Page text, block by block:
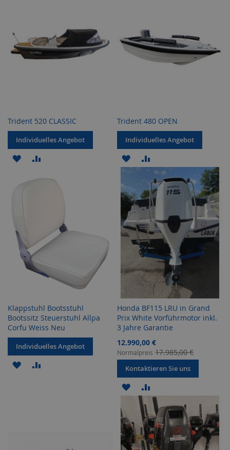
Trident 520 CLASSIC
Individuelles Angebot
ZUR
HINZUFÜGEN
Trident 480 OPEN
Individuelles Angebot
ZUR
WUNSCHLISTE
HINZUFÜGEN
VERGLEICHSLISTE
HINZUFÜGEN
Klappstuhl Bootsstuhl
Bootssitz Steuerstuhl Allpa
Corfu Weiss Neu
Individuelles Angebot
ZUR
Honda BF115 LRU in Grand
Prix White Vorführmotor inkl.
3 Jahre Garantie
Sonderangebot
12.990,00 €
Normalpreis 17.985,00 €
Kontaktieren Sie uns
ZUR
WUNSCHLISTE
HINZUFÜGEN
VERGLEICHSLISTE
HINZUFÜGEN